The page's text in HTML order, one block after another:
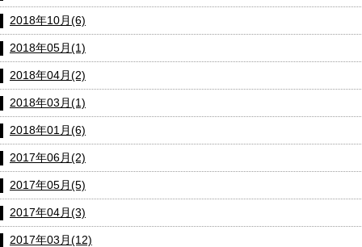
2018年10月(6)
2018年05月(1)
2018年04月(2)
2018年03月(1)
2018年01月(6)
2017年06月(2)
2017年05月(5)
2017年04月(3)
2017年03月(12)